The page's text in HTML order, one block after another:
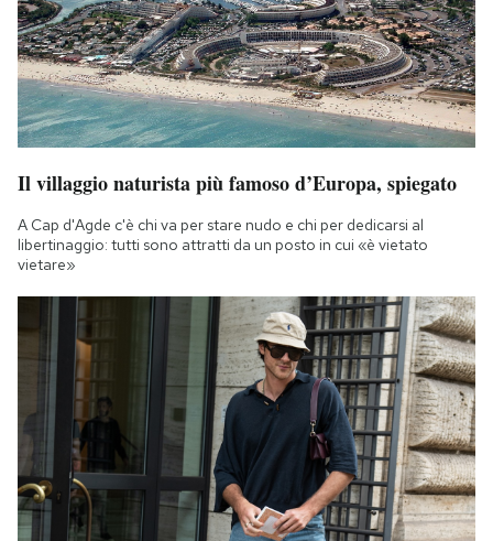
Il villaggio naturista più famoso d’Europa, spiegato
A Cap d'Agde c'è chi va per stare nudo e chi per dedicarsi al
libertinaggio: tutti sono attratti da un posto in cui «è vietato
vietare»